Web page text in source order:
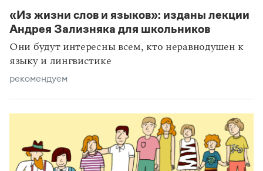
«Из жизни слов и языков»: изданы лекции
Андрея Зализняка для школьников
Они будут интересны всем, кто неравнодушен к
языку и лингвистике
рекомендуем